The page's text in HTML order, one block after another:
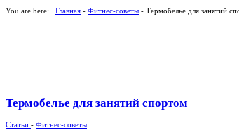
You are here: Главная - Фитнес-советы - Термобелье для занятий
Термобелье для занятий спортом
Статьи - Фитнес-советы